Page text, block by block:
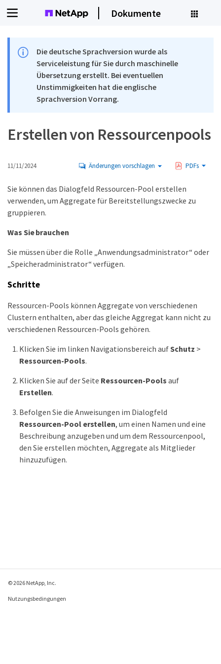
Dokumente
Die deutsche Sprachversion wurde als
Serviceleistung für Sie durch maschinelle
Übersetzung erstellt. Bei eventuellen
Unstimmigkeiten hat die englische
Sprachversion Vorrang.
Erstellen von Ressourcenpools
11/11/2024 Änderungen vorschlagen PDFs
Sie können das Dialogfeld Ressourcen-Pool erstellen
verwenden, um Aggregate für Bereitstellungszwecke zu
gruppieren.
Was Sie brauchen
Sie müssen über die Rolle „Anwendungsadministrator“ oder
„Speicheradministrator“ verfügen.
Schritte
Ressourcen-Pools können Aggregate von verschiedenen
Clustern enthalten, aber das gleiche Aggregat kann nicht zu
verschiedenen Ressourcen-Pools gehören.
Klicken Sie im linken Navigationsbereich aufSchutz >
Ressourcen-Pools.
Klicken Sie auf der Seite Ressourcen-Pools auf
Erstellen.
Befolgen Sie die Anweisungen im Dialogfeld
Ressourcen-Pool erstellen, um einen Namen und eine
Beschreibung anzugeben und um dem Ressourcenpool,
den Sie erstellen möchten, Aggregate als Mitglieder
hinzuzufügen.
© 2026 NetApp, Inc.
Nutzungsbedingungen